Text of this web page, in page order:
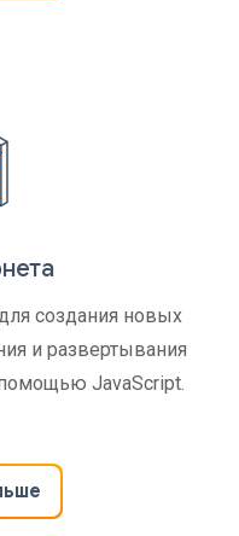
создания новых
и развертывания
JavaScript.